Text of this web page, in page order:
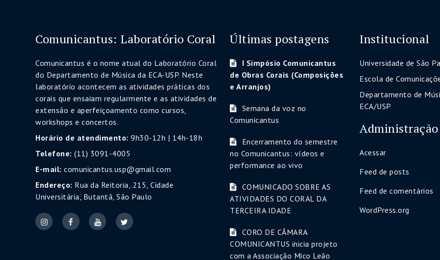
Comunicantus: Laboratório Coral
Comunicantus é o nome atual do Laboratório Coral
do Departamento de Música da ECA-USP. Neste
laboratório acontecem as atividades práticas dos
corais que ensaiam regularmente e as atividades de
extensão e aperfeiçoamento como cursos,
workshops e concertos.
Horário de atendimento: 9h30-12h | 14h-18h
Telefone: (11) 3091-4005
E-mail: comunicantus.usp@gmail.com
Endereço: Rua da Reitoria, 215, Cidade
Universitária, Butantã, São Paulo
Últimas postagens
I Simpósio Comunicantus
de Obras Corais (Composições
e Arranjos)
Semana da voz no
Comunicantus
Encerramento do semestre
no Comunicantus: vídeos e
performance ao vivo
COMUNICADO SOBRE AS
ATIVIDADES DO CORAL DA
TERCEIRA IDADE
CORO DE CÂMARA
COMUNICANTUS inicia projeto
com a Associação Mico Leão
Institucional
Universidade de São
Escola de
Departamento de
ECA/USP
Administração
Acessar
Feed de posts
Feed de comentários
WordPress.org